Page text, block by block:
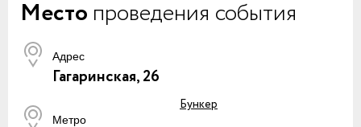
Место проведения события
Адрес
Гагаринская, 26
Метро
Бункер